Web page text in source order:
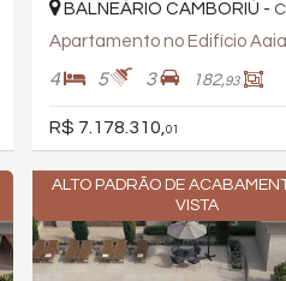
BALNEÁRIO CAMBORIÚ -
Apartamento no Edifício Aaia
4 5 3 182,93
R$ 7.178.310, 01
ALTO PADRÃO DE
VISTA